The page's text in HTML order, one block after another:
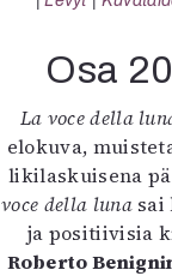
Osa
La voce della
elokuva,
likilaskuisena
voce della lunasai
ja positiivisia
Roberto